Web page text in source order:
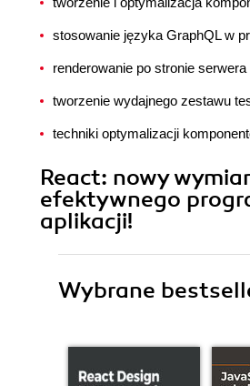
stosowanie języka GraphQL w
renderowanie po stronie serwera
tworzenie wydajnego zestawu
techniki optymalizacji
React: nowy wymiar
efektywnego
aplikacji!
Wybrane